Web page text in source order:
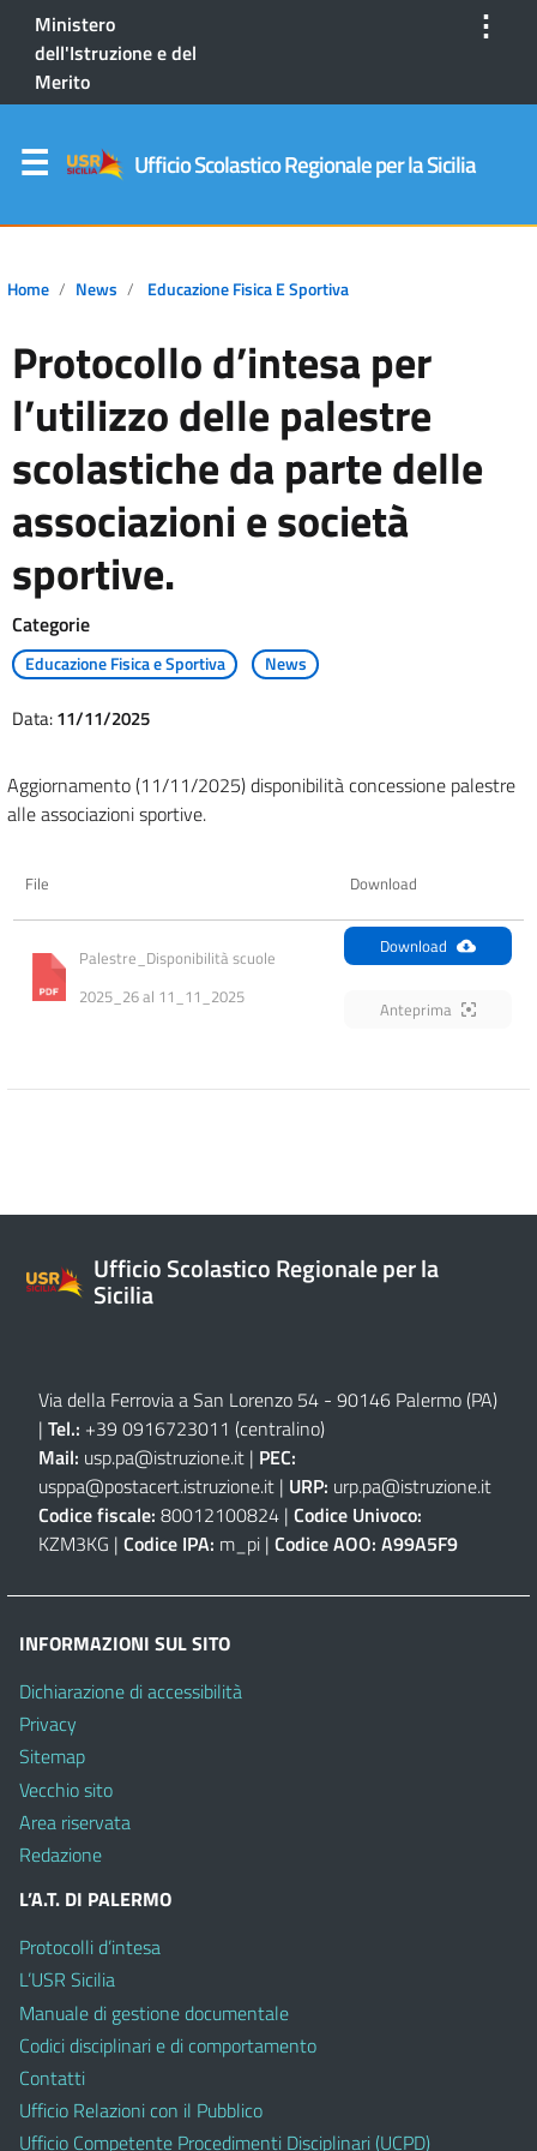
Ministero
dell'Istruzione e del
Merito
⋮
Ufficio Scolastico Regionale per la Sicilia
Home News Educazione Fisica E Sportiva
Protocollo d’intesa per
l’utilizzo delle palestre
scolastiche da parte delle
associazioni e società
sportive.
Categorie
Educazione Fisica e Sportiva News
Data:11/11/2025
Aggiornamento (11/11/2025) disponibilità concessione palestre
alle associazioni sportive.
File Download
Palestre_Disponibilità scuole
2025_26 al 11_11_2025
Download
Anteprima
Ufficio Scolastico Regionale per la
Sicilia
Via della Ferrovia a San Lorenzo 54 - 90146 Palermo (PA)
| Tel.: +39 0916723011 (centralino)
Mail: usp.pa@istruzione.it | PEC:
usppa@postacert.istruzione.it | URP: urp.pa@istruzione.it
Codice fiscale: 80012100824 | Codice Univoco:
KZM3KG | Codice IPA: m_pi | Codice AOO: A99A5F9
INFORMAZIONI SUL SITO
Dichiarazione di accessibilità
Privacy
Sitemap
Vecchio sito
Area riservata
Redazione
L’A.T. DI PALERMO
Protocolli d’intesa
L’USR Sicilia
Manuale di gestione documentale
Codici disciplinari e di comportamento
Contatti
Ufficio Relazioni con il Pubblico
Ufficio Competente Procedimenti Disciplinari (UCPD)